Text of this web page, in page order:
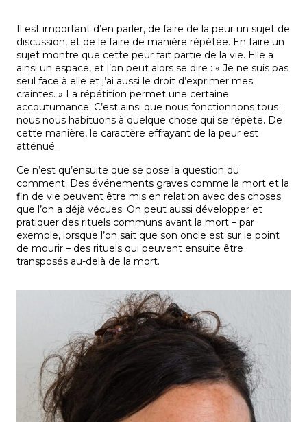
Il est important d’en parler, de faire de la peur un sujet de
discussion, et de le faire de manière répétée. En faire un
sujet montre que cette peur fait partie de la vie. Elle a
ainsi un espace, et l’on peut alors se dire : « Je ne suis pas
seul face à elle et j’ai aussi le droit d’exprimer mes
craintes. » La répétition permet une certaine
accoutumance. C’est ainsi que nous fonctionnons tous ;
nous nous habituons à quelque chose qui se répète. De
cette manière, le caractère effrayant de la peur est
atténué.
Ce n’est qu’ensuite que se pose la question du
comment. Des événements graves comme la mort et la
fin de vie peuvent être mis en relation avec des choses
que l’on a déjà vécues. On peut aussi développer et
pratiquer des rituels communs avant la mort – par
exemple, lorsque l’on sait que son oncle est sur le point
de mourir – des rituels qui peuvent ensuite être
transposés au-delà de la mort.